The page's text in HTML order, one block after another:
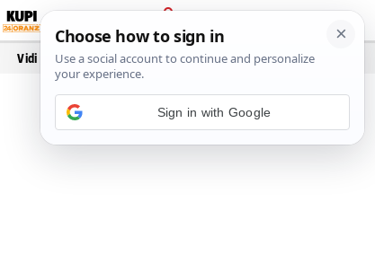
PRIJAVA
Vidi još…
Sign in with Google